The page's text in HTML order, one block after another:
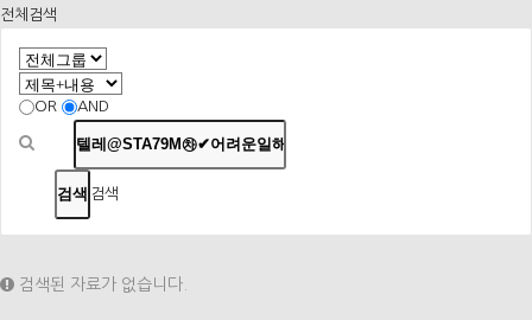
전체검색
OR AND
검색
검색된 자료가 없습니다.